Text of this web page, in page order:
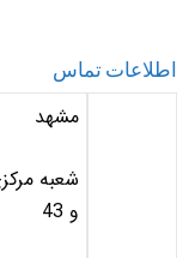
اطلاعات تماس
مشهد
و 43